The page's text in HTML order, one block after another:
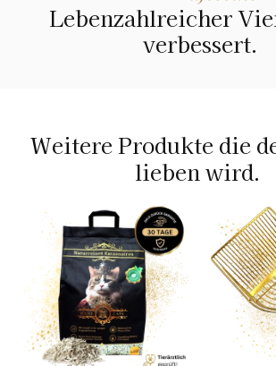
Lebenzahlreicher
verbessert.
Weitere Produkte die
lieben wird.